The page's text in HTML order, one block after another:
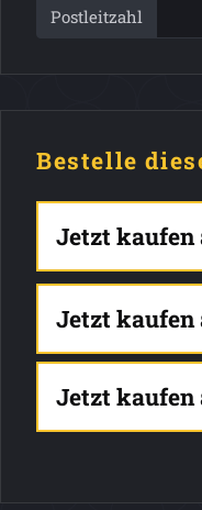
Postleitzahl
Bestelle
Jetzt kaufen
Jetzt kaufen
Jetzt kaufen